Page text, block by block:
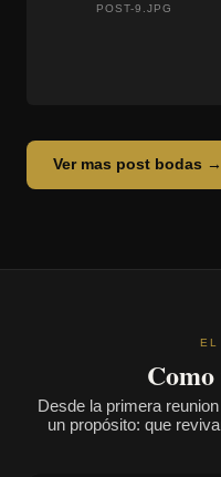
POST-9.JPG
Ver mas post bodas →
EL
Desde la primera
un propósito: que